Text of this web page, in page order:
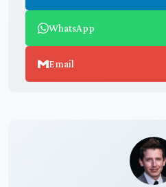
WhatsApp
Email